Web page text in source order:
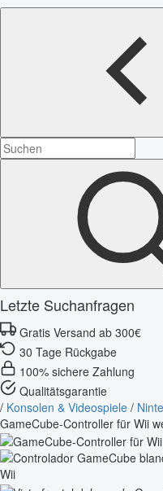
Letzte Suchanfragen
Gratis Versand ab 300€
30 Tage Rückgabe
100% sichere Zahlung
Qualitätsgarantie
/ Konsolen & Videospiele /
GameCube-Controller für Wii